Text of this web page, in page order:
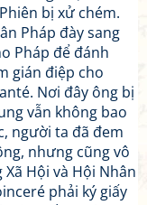
bị xử chém.
Pháp đày sang
Pháp để đánh
gián điệp cho
Nơi đây ông bị
vẫn không bao
người ta đã đem
nhưng cũng vô
Hội và Hội Nhân
phải ký giấy